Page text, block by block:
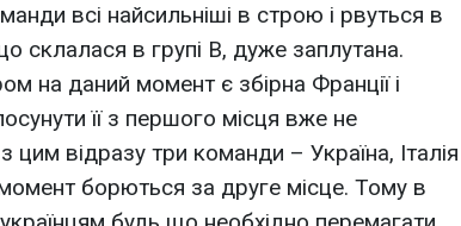
всі найсильніші в строю і рвуться в
склалася в групі В, дуже заплутана.
на даний момент є збірна Франції і
її з першого місця вже не
цим відразу три команди – Україна, Італія
борються за друге місце. Тому в